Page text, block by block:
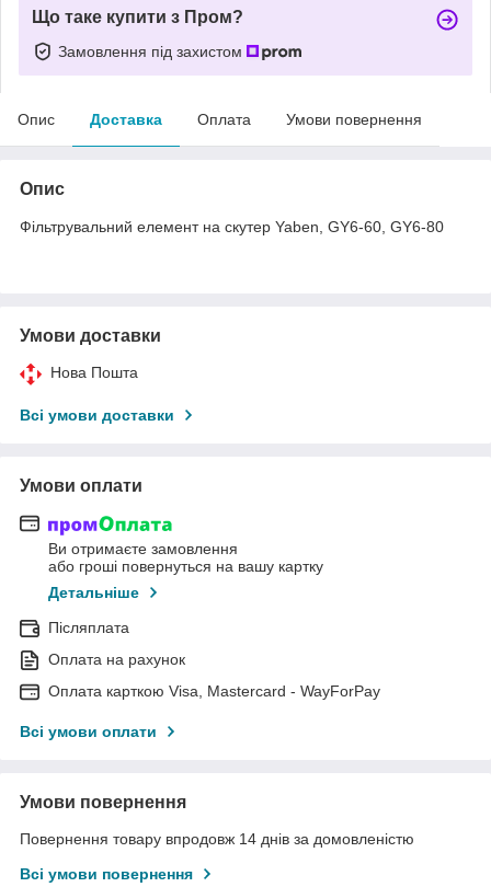
Що таке купити з Пром?
Замовлення під захистом
Опис Доставка Оплата Умови повернення
Опис
Фільтрувальний елемент на скутер Yaben, GY6-60, GY6-80
Умови доставки
Нова Пошта
Всі умови доставки
Умови оплати
Ви отримаєте замовлення
або гроші повернуться на вашу картку
Детальніше
Післяплата
Оплата на рахунок
Оплата карткою Visa, Mastercard - WayForPay
Всі умови оплати
Умови повернення
Повернення товару впродовж 14 днів за домовленістю
Всі умови повернення